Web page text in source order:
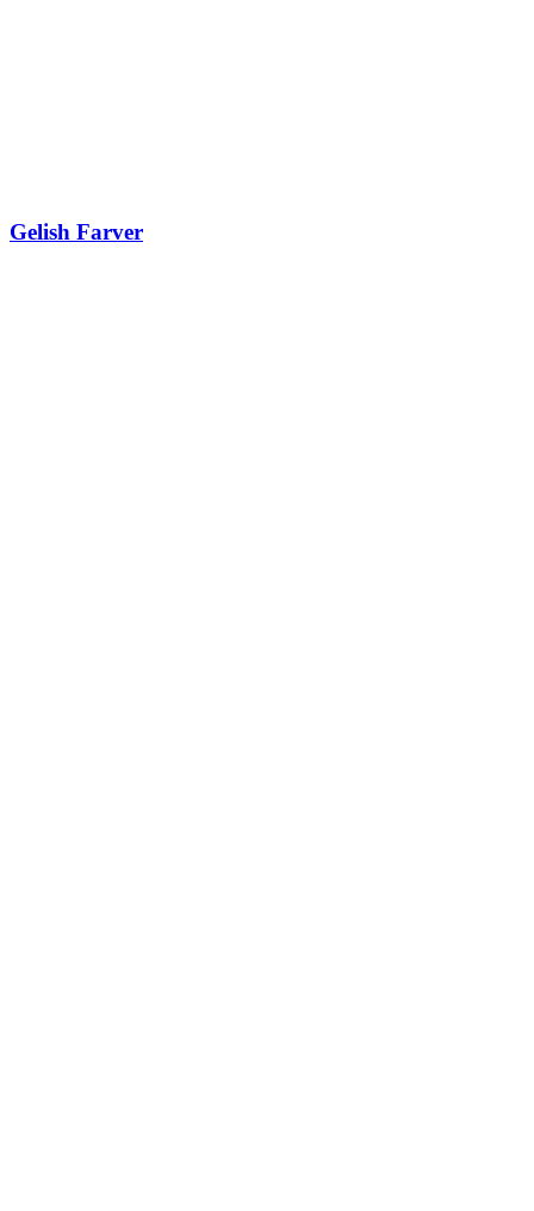
Gelish Farver